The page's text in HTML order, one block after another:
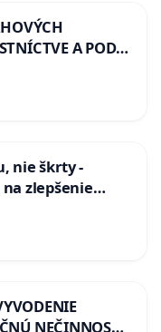
A POD
& žiadosť
závlahových a
nie škrty -
zlepšenie
NEČINNOSŤ